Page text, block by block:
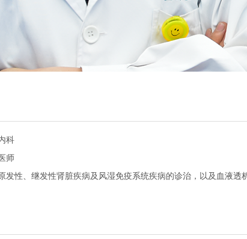
科
师
发性、继发性肾脏疾病及风湿免疫系统疾病的诊治，以及血液透